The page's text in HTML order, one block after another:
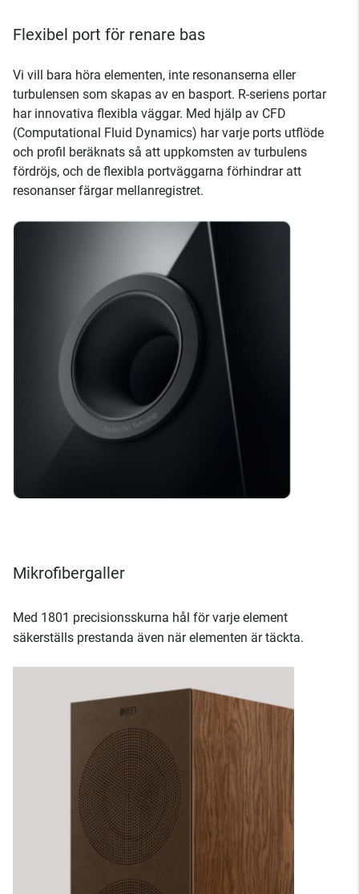
Flexibel port för renare bas
Vi vill bara höra elementen, inte resonanserna eller
turbulensen som skapas av en basport. R-seriens portar
har innovativa flexibla väggar. Med hjälp av CFD
(Computational Fluid Dynamics) har varje ports utflöde
och profil beräknats så att uppkomsten av turbulens
fördröjs, och de flexibla portväggarna förhindrar att
resonanser färgar mellanregistret.
Mikrofibergaller
Med 1801 precisionsskurna hål för varje element
säkerställs prestanda även när elementen är täckta.